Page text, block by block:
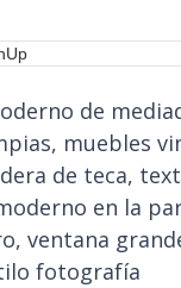
de
muebles
de teca,
en la
ventana
fotografía